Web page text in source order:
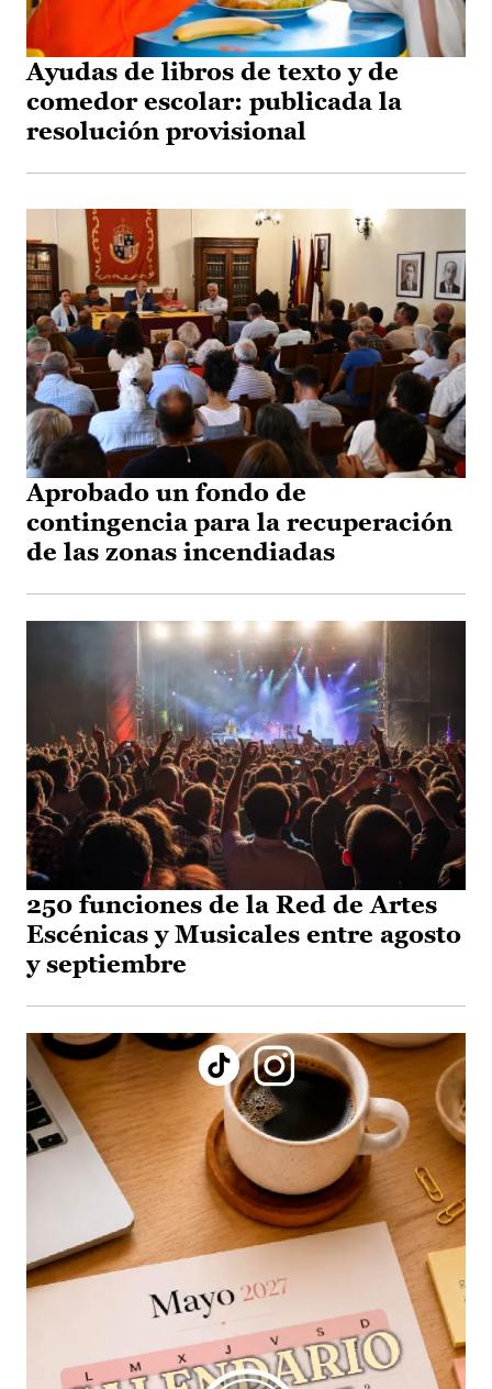
Ayudas de libros de texto y de
comedor escolar: publicada la
resolución provisional
Aprobado un fondo de
contingencia para la recuperación
de las zonas incendiadas
250 funciones de la Red de Artes
Escénicas y Musicales entre agosto
y septiembre